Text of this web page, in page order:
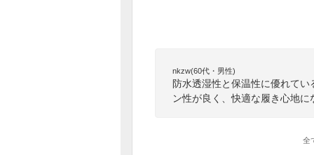
nkzw(60代・男性)
防水透湿性と保温性に優れて
ン性が良く、快適な履き心地に
全